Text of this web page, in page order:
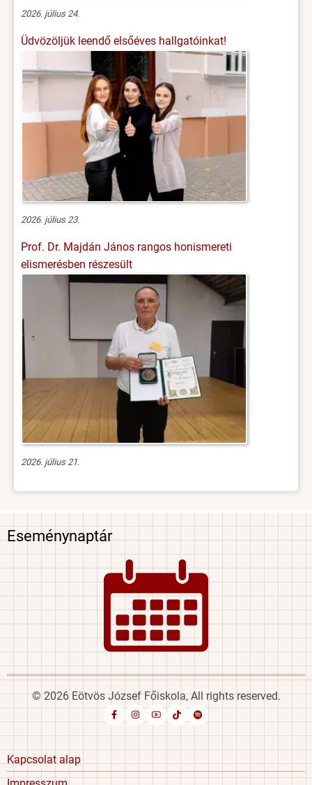
2026. július 24.
Üdvözöljük leendő elsőéves hallgatóinkat!
2026. július 23.
Prof. Dr. Majdán János rangos honismereti
elismerésben részesült
2026. július 21.
Eseménynaptár
Image
© 2026 Eötvös József Főiskola, All rights reserved.
Footer
menu
Kapcsolat alap